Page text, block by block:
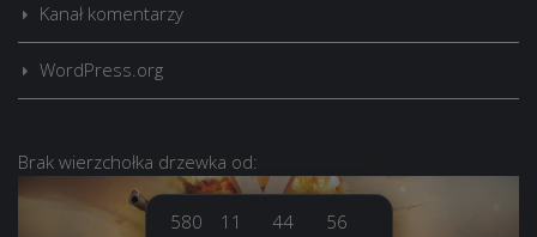
Kanał komentarzy
WordPress.org
Brak wierzchołka drzewka od:
580
11
44
57